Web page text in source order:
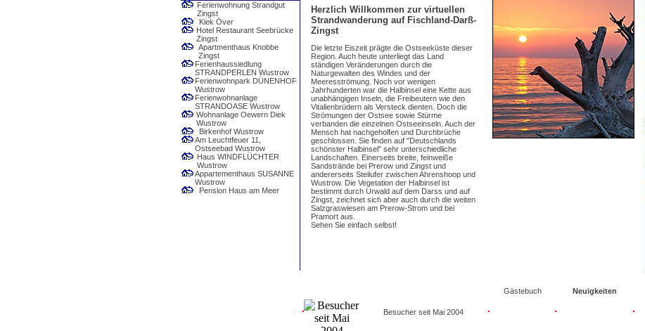
Ferienwohnung Strandgut
Zingst
Kiek Över
Hotel Restaurant Seebrücke
Zingst
Apartmenthaus Knobbe
Zingst
Ferienhaussiedlung
STRANDPERLEN Wustrow
Ferienwohnpark DÜNENHOF
Wustrow
Ferienwohnanlage
STRANDOASE Wustrow
Wohnanlage Oewern Diek
Wustrow
Birkenhof Wustrow
Am Leuchtfeuer 11,
Ostseebad Wustrow
Haus WINDFLÜCHTER
Wustrow
Appartementhaus SUSANNE
Wustrow
Pension Haus am Meer
Herzlich Willkommen zur virtuellen
Strandwanderung auf Fischland-Darß-
Zingst
Die letzte Eiszeit prägte die Ostseeküste dieser
Region. Auch heute unterliegt das Land
ständigen Veränderungen durch die
Naturgewalten des Windes und der
Meeresströmung. Noch vor wenigen
Jahrhunderten war die Halbinsel eine Kette aus
unabhängigen Inseln, die Freibeutern wie den
Vitalienbrüdern als Versteck dienten. Doch die
Strömungen der Ostsee sowie Stürme
verbanden die einzelnen Ostseeinseln. Auch der
Mensch hat nachgeholfen und Durchbrüche
geschlossen. Sie finden auf "Deutschlands
schönster Halbinsel" sehr unterschiedliche
Landschaften. Einerseits breite, feinweiße
Sandstrände bei Prerow und Zingst und
andererseits Steilufer zwischen Ahrenshoop und
Wustrow. Die Vegetation der Halbinsel ist
bestimmt durch Urwald auf dem Darss und auf
Zingst, zeichnet sich aber auch durch die weiten
Salzgraswiesen am Prerow-Strom und bei
Pramort aus.
Sehen Sie einfach selbst!
Besucher seit Mai 2004
Gästebuch Neuigkeiten